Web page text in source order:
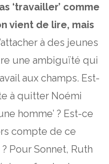
‘travailler’ comme
vient de lire, mais
à des jeunes
une ambiguïté qui
aux champs. Est-
à quitter Noémi
homme’ ? Est-ce
compte de ce
Pour Sonnet, Ruth